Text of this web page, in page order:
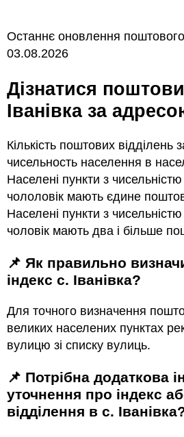
Останнє оновлення поштового
03.08.2026
Дізнатися поштовий індекс с.
Іванівка за
Кількість поштових відділень
чисельность населення в
Населені пункти з
чололовік мають єдине
Населені пункти з
чоловік мають два і більше
📌 Як правильно визначити поштовий
індекс с. Іванівка?
Для точного визначення
великих населених пунктах
вулицю зі списку вулиць.
📌 Потрібна додаткова інформація або
уточнення про індекс
відділення в с.